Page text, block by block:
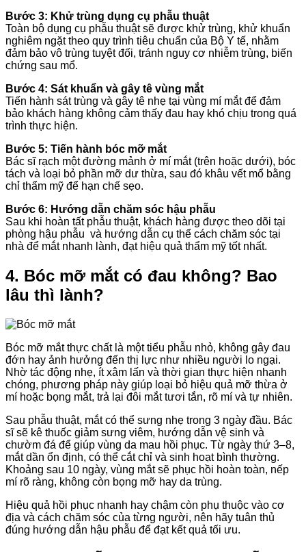
Bước 3: Khử trùng dụng cụ phẫu thuật
Toàn bộ dụng cụ phẫu thuật sẽ được khử trùng, khử khuẩn
nghiêm ngặt theo quy trình tiêu chuẩn của Bộ Y tế, nhằm
đảm bảo vô trùng tuyệt đối, tránh nguy cơ nhiễm trùng, biến
chứng sau mổ.
Bước 4: Sát khuẩn và gây tê vùng mắt
Tiến hành sát trùng và gây tê nhẹ tại vùng mí mắt để đảm
bảo khách hàng không cảm thấy đau hay khó chịu trong quá
trình thực hiện.
Bước 5: Tiến hành bóc mỡ mắt
Bác sĩ rạch một đường mảnh ở mí mắt (trên hoặc dưới), bóc
tách và loại bỏ phần mỡ dư thừa, sau đó khâu vết mổ bằng
chỉ thẩm mỹ để hạn chế sẹo.
Bước 6: Hướng dẫn chăm sóc hậu phẫu
Sau khi hoàn tất phẫu thuật, khách hàng được theo dõi tại
phòng hậu phẫu và hướng dẫn cụ thể cách chăm sóc tại
nhà để mắt nhanh lành, đạt hiệu quả thẩm mỹ tốt nhất.
4. Bóc mỡ mắt có đau không? Bao
lâu thì lành?
Bóc mỡ mắt thực chất là một tiểu phẫu nhỏ, không gây đau
đớn hay ảnh hưởng đến thị lực như nhiều người lo ngại.
Nhờ tác động nhẹ, ít xâm lấn và thời gian thực hiện nhanh
chóng, phương pháp này giúp loại bỏ hiệu quả mỡ thừa ở
mí hoặc bọng mắt, trả lại đôi mắt tươi tắn, rõ mí và tự nhiên.
Sau phẫu thuật, mắt có thể sưng nhẹ trong 3 ngày đầu. Bác
sĩ sẽ kê thuốc giảm sưng viêm, hướng dẫn vệ sinh và
chườm đá để giúp vùng da mau hồi phục. Từ ngày thứ 3–8,
mắt dần ổn định, có thể cắt chỉ và sinh hoạt bình thường.
Khoảng sau 10 ngày, vùng mắt sẽ phục hồi hoàn toàn, nếp
mí rõ ràng, không còn bọng mỡ hay da trùng.
Hiệu quả hồi phục nhanh hay chậm còn phụ thuộc vào cơ
địa và cách chăm sóc của từng người, nên hãy tuân thủ
đúng hướng dẫn hậu phẫu để đạt kết quả tối ưu.